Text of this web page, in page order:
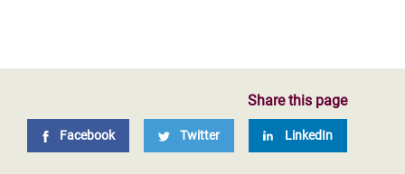
Share this page
Facebook Twitter LinkedIn